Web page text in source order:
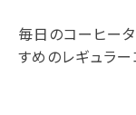
毎日のコーヒー
すめのレギュラ